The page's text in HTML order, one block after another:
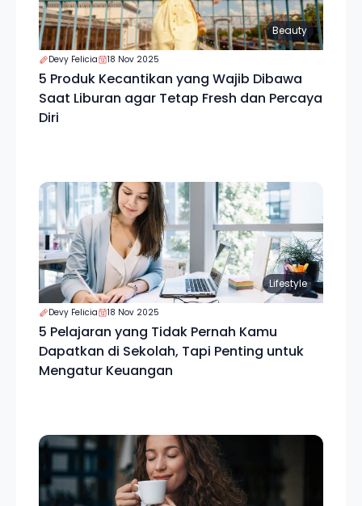
Beauty
Devy Felicia 18 Nov 2025
5 Produk Kecantikan yang Wajib Dibawa
Saat Liburan agar Tetap Fresh dan Percaya
Diri
Lifestyle
Devy Felicia 18 Nov 2025
5 Pelajaran yang Tidak Pernah Kamu
Dapatkan di Sekolah, Tapi Penting untuk
Mengatur Keuangan